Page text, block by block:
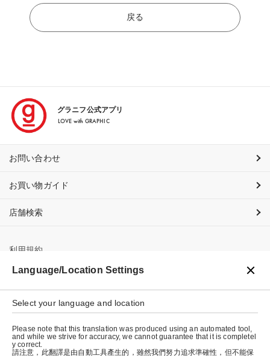
戻る
グラニフ公式アプリ
LOVE with GRAPHIC
お問い合わせ
お買い物ガイド
店舗検索
利用規約
プライバシーポリシー
特定商取引法に基づく表示
会社概要
Language/Location Settings
Select your language and location
Please note that this translation was produced using an automated tool,
and while we strive for accuracy, we cannot guarantee that it is completel
y correct.
請注意，此翻譯是由自動工具產生的，雖然我們努力追求準確性，但不能保